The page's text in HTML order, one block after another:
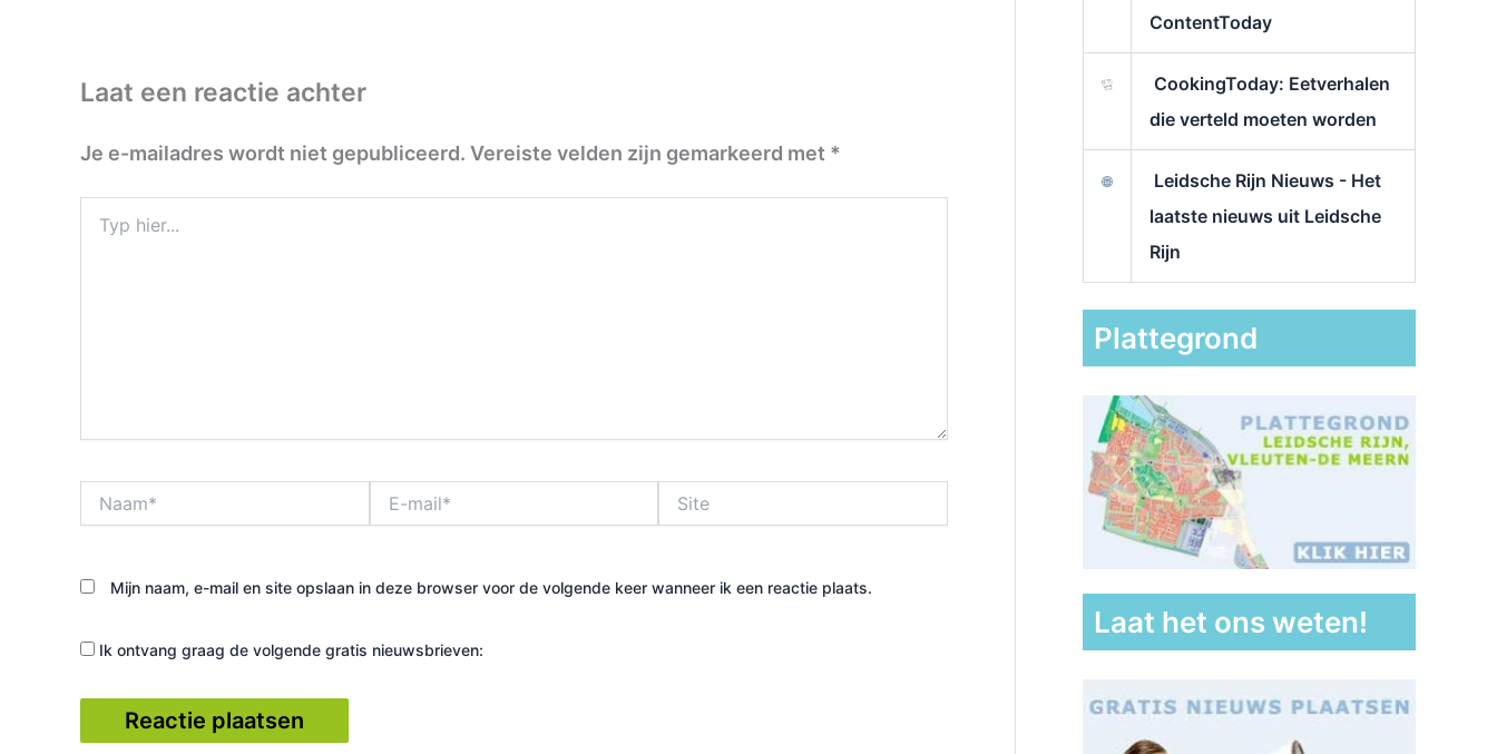
Laat een reactie achter
Je e-mailadres wordt niet gepubliceerd. Vereiste velden zijn gemarkeerd met *
hier...
mail*
Mijn naam, e-mail en site opslaan in deze browser voor de volgende keer wanneer ik een reactie plaats.
Ik ontvang graag de volgende gratis nieuwsbrieven:
ContentToday
CookingToday: Eetverhalen
die verteld moeten worden
Leidsche Rijn Nieuws - Het
laatste nieuws uit Leidsche
Rijn
Plattegrond
Laat het ons weten!